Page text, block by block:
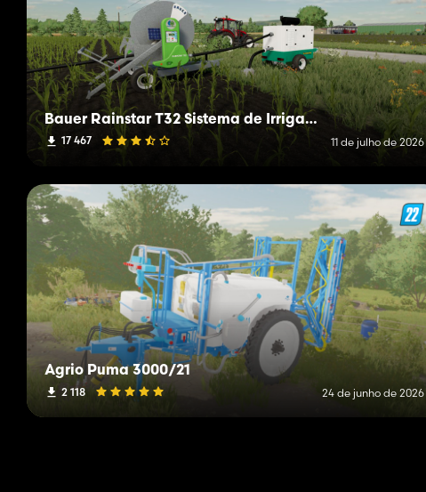
Bauer Rainstar T32 Sistema de Irrigação de Drum
17 467 11 de julho de 2026
Agrio Puma 3000/21
2 118 24 de junho de 2026